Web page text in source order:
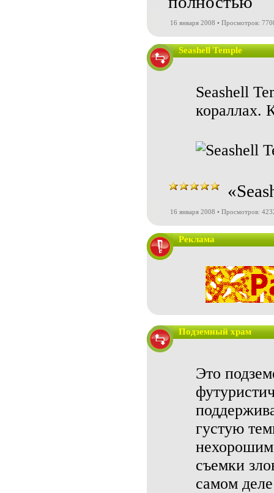
16 января 2008 • Просмотров:
Seashell Temple
Seashell
кораллах.
16 января 2008 • Просмотров:
Реклама
Подземный храм
Это
густую
нехорошим
съемки
самом